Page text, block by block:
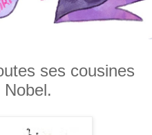
ses cousines